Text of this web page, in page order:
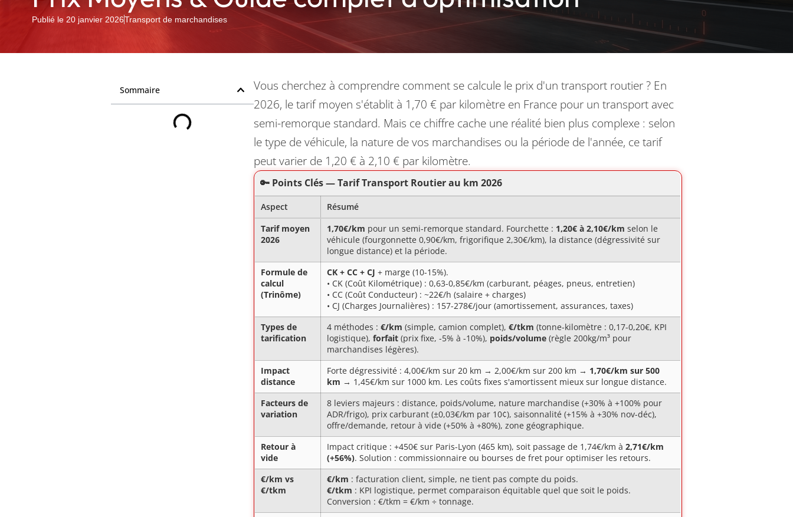
Publié le 20 janvier 2026Transport de marchandises
Sommaire
Vous cherchez à comprendre comment se calcule le prix d'un transport routier ? En
2026, le tarif moyen s'établit à 1,70 € par kilomètre en France pour un transport avec
semi-remorque standard. Mais ce chiffre cache une réalité bien plus complexe : selon
le type de véhicule, la nature de vos marchandises ou la période de l'année, ce tarif
peut varier de 1,20 € à 2,10 € par kilomètre.
🔑 Points Clés — Tarif Transport Routier au km 2026
Aspect Résumé
Tarif moyen
2026
1,70€/km pour un semi-remorque standard. Fourchette : 1,20€ à 2,10€/km selon le
véhicule (fourgonnette 0,90€/km, frigorifique 2,30€/km), la distance (dégressivité sur
longue distance) et la période.
Formule de
calcul
(Trinôme)
CK + CC + CJ + marge (10-15%).
• CK (Coût Kilométrique) : 0,63-0,85€/km (carburant, péages, pneus, entretien)
• CC (Coût Conducteur) : ~22€/h (salaire + charges)
• CJ (Charges Journalières) : 157-278€/jour (amortissement, assurances, taxes)
Types de
tarification
4 méthodes :€/km (simple, camion complet),€/tkm (tonne-kilomètre : 0,17-0,20€, KPI
logistique),forfait (prix fixe, -5% à -10%), poids/volume (règle 200kg/m³ pour
marchandises légères).
Impact
distance
Forte dégressivité : 4,00€/km sur 20 km → 2,00€/km sur 200 km → 1,70€/km sur 500
km → 1,45€/km sur 1000 km. Les coûts fixes s'amortissent mieux sur longue distance.
Facteurs de
variation
8 leviers majeurs : distance, poids/volume, nature marchandise (+30% à +100% pour
ADR/frigo), prix carburant (±0,03€/km par 10¢), saisonnalité (+15% à +30% nov-déc),
offre/demande, retour à vide (+50% à +80%), zone géographique.
Retour à
vide
Impact critique : +450€ sur Paris-Lyon (465 km), soit passage de 1,74€/km à2,71€/km
(+56%). Solution : commissionnaire ou bourses de fret pour optimiser les retours.
€/km vs
€/tkm
€/km : facturation client, simple, ne tient pas compte du poids.
€/tkm : KPI logistique, permet comparaison équitable quel que soit le poids.
Conversion : €/tkm = €/km ÷ tonnage.